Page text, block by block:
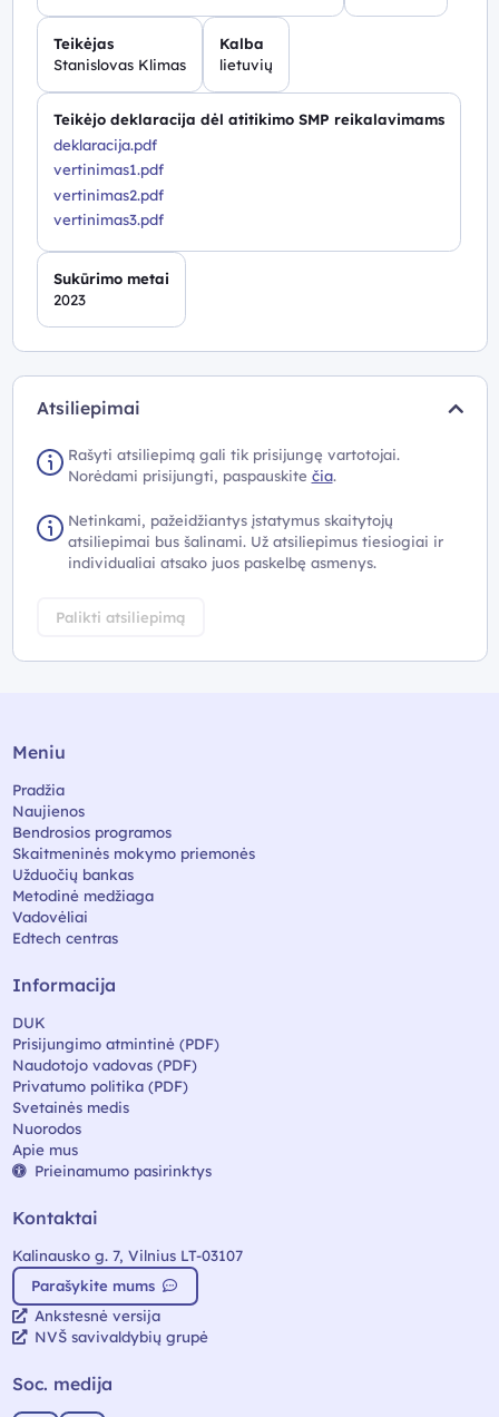
Teikėjas
Stanislovas Klimas
Kalba
lietuvių
Teikėjo deklaracija dėl atitikimo SMP reikalavimams
deklaracija.pdf
vertinimas1.pdf
vertinimas2.pdf
vertinimas3.pdf
Sukūrimo metai
2023
Atsiliepimai
Rašyti atsiliepimą gali tik prisijungę vartotojai.
Norėdami prisijungti, paspauskite čia.
Netinkami, pažeidžiantys įstatymus skaitytojų
atsiliepimai bus šalinami. Už atsiliepimus tiesiogiai ir
individualiai atsako juos paskelbę asmenys.
Palikti atsiliepimą
Meniu
Pradžia
Naujienos
Bendrosios programos
Skaitmeninės mokymo priemonės
Užduočių bankas
Metodinė medžiaga
Vadovėliai
Edtech centras
Informacija
DUK
Prisijungimo atmintinė (PDF)
Naudotojo vadovas (PDF)
Privatumo politika (PDF)
Svetainės medis
Nuorodos
Apie mus
Prieinamumo pasirinktys
Kontaktai
Kalinausko g. 7, Vilnius LT-03107
Parašykite mums
Ankstesnė versija
NVŠ savivaldybių grupė
Soc. medija